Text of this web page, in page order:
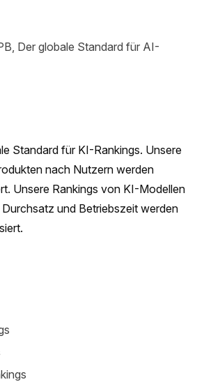
Der globale Standard für AI-
Standard für KI-Rankings. Unsere
nach Nutzern werden
Unsere Rankings von KI-Modellen
und Betriebszeit werden